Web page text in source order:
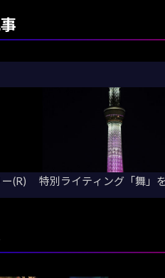
ー(R) 特別ライティング「舞」